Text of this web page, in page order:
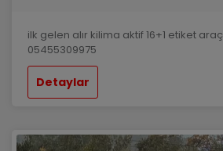
ilk gelen alır kilima aktif 16+1 etiket araç
05455309975
Detaylar